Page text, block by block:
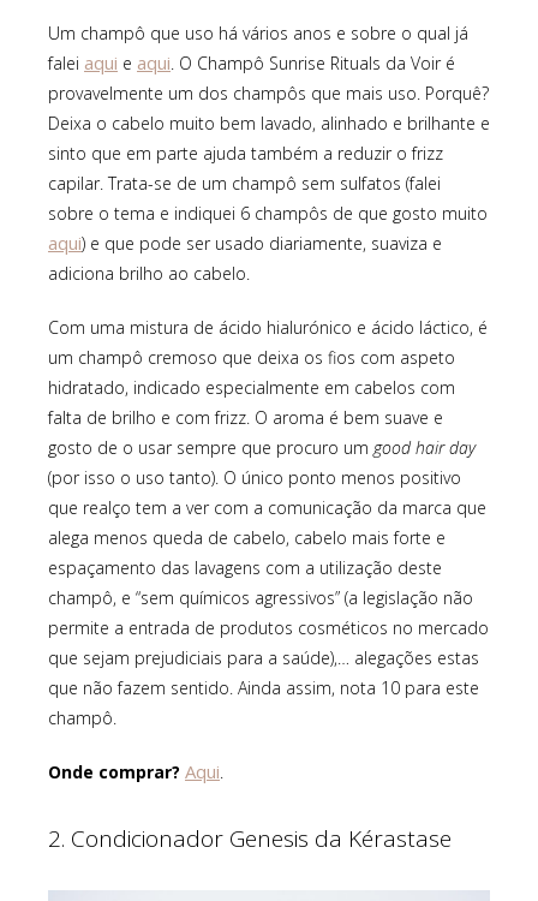
Um champô que uso há vários anos e sobre o qual já
falei aqui e aqui. O Champô Sunrise Rituals da Voir é
provavelmente um dos champôs que mais uso. Porquê?
Deixa o cabelo muito bem lavado, alinhado e brilhante e
sinto que em parte ajuda também a reduzir o frizz
capilar. Trata-se de um champô sem sulfatos (falei
sobre o tema e indiquei 6 champôs de que gosto muito
aqui) e que pode ser usado diariamente, suaviza e
adiciona brilho ao cabelo.
Com uma mistura de ácido hialurónico e ácido láctico, é
um champô cremoso que deixa os fios com aspeto
hidratado, indicado especialmente em cabelos com
falta de brilho e com frizz. O aroma é bem suave e
gosto de o usar sempre que procuro um good hair day
(por isso o uso tanto). O único ponto menos positivo
que realço tem a ver com a comunicação da marca que
alega menos queda de cabelo, cabelo mais forte e
espaçamento das lavagens com a utilização deste
champô, e “sem químicos agressivos” (a legislação não
permite a entrada de produtos cosméticos no mercado
que sejam prejudiciais para a saúde),… alegações estas
que não fazem sentido. Ainda assim, nota 10 para este
champô.
Onde comprar? Aqui.
2. Condicionador Genesis da Kérastase